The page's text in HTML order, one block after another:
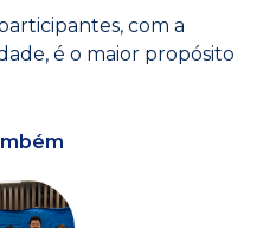
com a
é o maior propósito